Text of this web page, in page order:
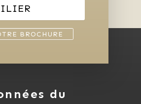
BROCHURE
du